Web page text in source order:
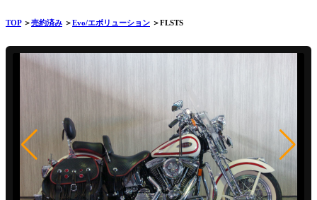
TOP＞売約済み ＞Evo/エボリューション ＞FLSTS